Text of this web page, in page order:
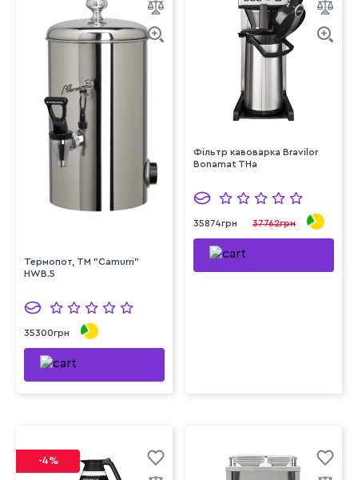
Термопот, TM "Camurri"
HWB.5
35300грн
Фільтр кавоварка Bravilor
Bonamat THa
35874грн 37762грн
-4%